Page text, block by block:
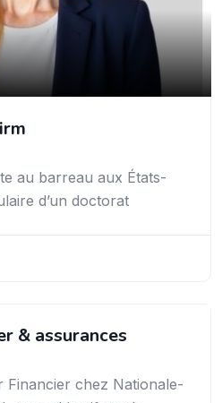
au barreau aux États-
d’un doctorat
& assurances
Financier chez Nationale-